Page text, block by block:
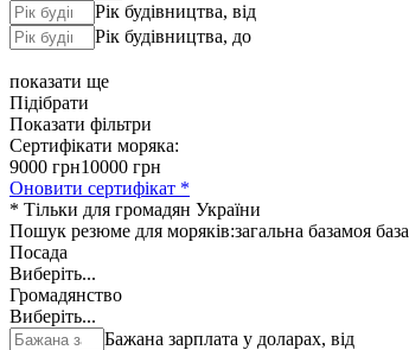
Рік будівництва, від
Рік будівництва, до
показати ще
Підібрати
Показати фільтри
Сертифікати моряка:
9000 грн10000 грн
Оновити сертифікат *
* Тільки для громадян України
Пошук резюме для моряків:загальна базамоя база
Посада
Виберіть...
Громадянство
Виберіть...
Бажана зарплата у доларах, від